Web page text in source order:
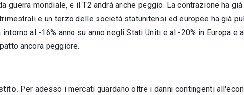
guerra mondiale, e il T2 andrà anche peggio. La contrazione ha
e un terzo delle società statunitensi ed europee ha già
al -16% anno su anno negli Stati Uniti e al -20% in Europa e
ancora peggiore.
Per adesso i mercati guardano oltre i danni contingenti